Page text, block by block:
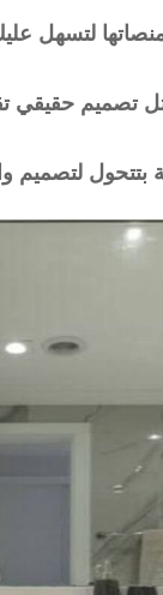
لتسهل
تصميم حقيقي
بتتحول